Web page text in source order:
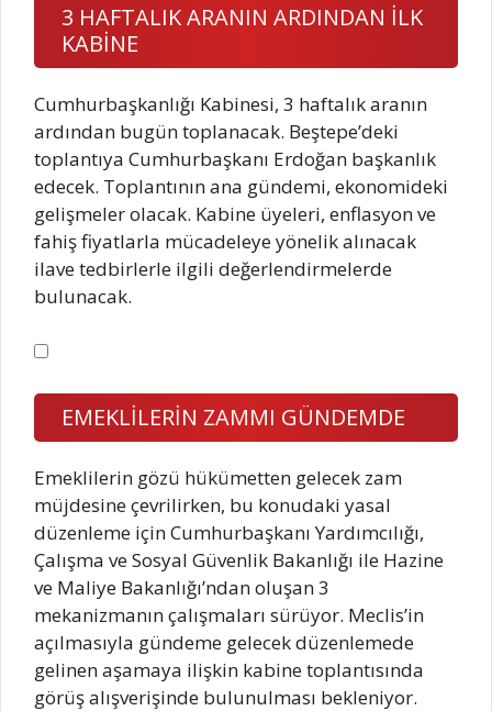
3 HAFTALIK ARANIN ARDINDAN İLK
KABİNE
Cumhurbaşkanlığı Kabinesi, 3 haftalık aranın
ardından bugün toplanacak. Beştepe’deki
toplantıya Cumhurbaşkanı Erdoğan başkanlık
edecek. Toplantının ana gündemi, ekonomideki
gelişmeler olacak. Kabine üyeleri, enflasyon ve
fahiş fiyatlarla mücadeleye yönelik alınacak
ilave tedbirlerle ilgili değerlendirmelerde
bulunacak.
EMEKLİLERİN ZAMMI GÜNDEMDE
Emeklilerin gözü hükümetten gelecek zam
müjdesine çevrilirken, bu konudaki yasal
düzenleme için Cumhurbaşkanı Yardımcılığı,
Çalışma ve Sosyal Güvenlik Bakanlığı ile Hazine
ve Maliye Bakanlığı’ndan oluşan 3
mekanizmanın çalışmaları sürüyor. Meclis’in
açılmasıyla gündeme gelecek düzenlemede
gelinen aşamaya ilişkin kabine toplantısında
görüş alışverişinde bulunulması bekleniyor.